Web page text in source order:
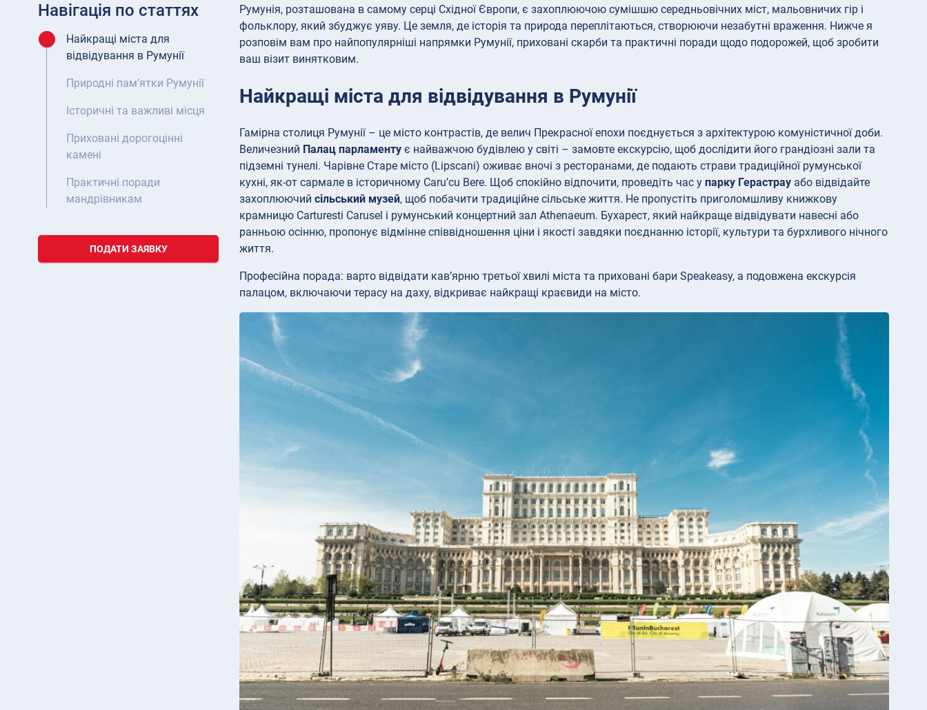
Навігація по статтях
Найкращі міста для
відвідування в Румунії
Природні пам’ятки Румунії
Історичні та важливі місця
Приховані дорогоцінні
камені
Практичні поради
мандрівникам
ПОДАТИ ЗАЯВКУ
Румунія, розташована в самому серці Східної Європи, є захоплюючою сумішшю середньовічних міст, мальовничих гір і
фольклору, який збуджує уяву. Це земля, де історія та природа переплітаються, створюючи незабутні враження. Нижче я
розповім вам про найпопулярніші напрямки Румунії, приховані скарби та практичні поради щодо подорожей, щоб зробити
ваш візит винятковим.
Найкращі міста для відвідування в Румунії
Гамірна столиця Румунії – це місто контрастів, де велич Прекрасної епохи поєднується з архітектурою комуністичної доби.
Величезний Палац парламенту є найважчою будівлею у світі – замовте екскурсію, щоб дослідити його грандіозні зали та
підземні тунелі. Чарівне Старе місто (Lipscani) оживає вночі з ресторанами, де подають страви традиційної румунської
кухні, як-от сармале в історичному Caru’cu Bere. Щоб спокійно відпочити, проведіть час у парку Герастрау або відвідайте
захоплюючий сільський музей, щоб побачити традиційне сільське життя. Не пропустіть приголомшливу книжкову
крамницю Carturesti Carusel і румунський концертний зал Athenaeum. Бухарест, який найкраще відвідувати навесні або
ранньою осінню, пропонує відмінне співвідношення ціни і якості завдяки поєднанню історії, культури та бурхливого нічного
життя.
Професійна порада: варто відвідати кав’ярню третьої хвилі міста та приховані бари Speakeasy, а подовжена екскурсія
палацом, включаючи терасу на даху, відкриває найкращі краєвиди на місто.